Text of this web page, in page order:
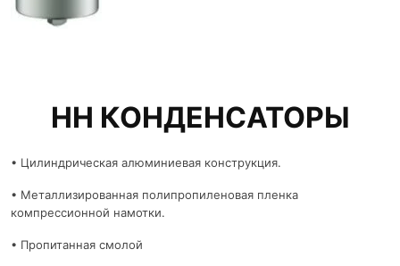
НН КОНДЕНСАТОРЫ
• Цилиндрическая алюминиевая конструкция.
• Металлизированная полипропиленовая пленка
компрессионной намотки.
• Пропитанная смолой